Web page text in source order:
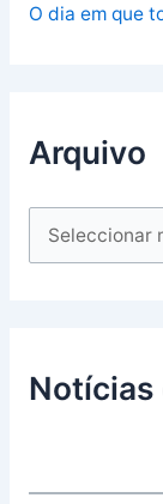
O dia em que
Arquivo
Notícias